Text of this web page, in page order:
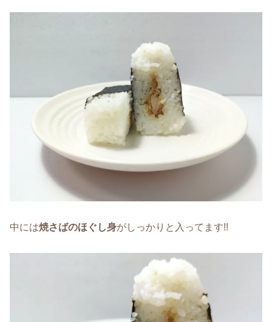
中には焼さばのほぐし身がしっかりと入ってます!!